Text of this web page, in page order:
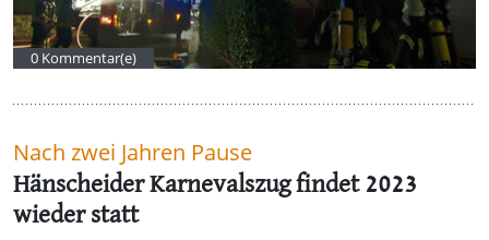
0 Kommentar(e)
Nach zwei Jahren Pause
Hänscheider Karnevalszug findet 2023
wieder statt